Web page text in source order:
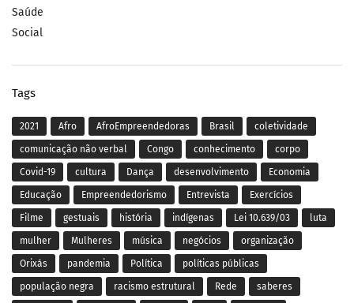
Saúde
Social
Tags
2021 Afro AfroEmpreendedoras Brasil coletividade
comunicação não verbal Congo conhecimento corpo
Covid-19 cultura Dança desenvolvimento Economia
Educação Empreendedorismo Entrevista Exercícios
Filme gestuais história indígenas Lei 10.639/03 luta
mulher Mulheres música negócios organização
Orixás pandemia Política políticas públicas
população negra racismo estrutural Rede saberes